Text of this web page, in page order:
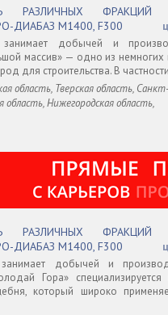
РАЗЛИЧНЫХ ФРАКЦИЙ
ДИАБАЗ М1400, F300
добычей и
массив» — одно из немногих
для строительства. В
область, Тверская область, Санкт-
область, Нижегородская область,
РАЗЛИЧНЫХ ФРАКЦИЙ
ДИАБАЗ М1400, F300
добычей и
Гора»
который широко